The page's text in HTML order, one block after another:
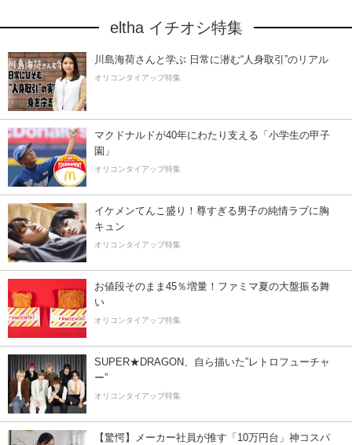
eltha イチオシ特集
川島海荷さんと学ぶ 日常に潜む“人身取引”のリアル
オリコンタイアップ特集
マクドナルドが40年にわたり支える「小学生の甲子
園」
オリコンタイアップ特集
イケメンてんこ盛り！尊すぎる男子の純情ラブに胸
キュン
オリコンタイアップ特集
お値段そのまま45％増量！ファミマ夏の大盤振る舞
い
オリコンタイアップ特集
SUPER★DRAGON、自ら描いた”レトロフューチャ
ー”
オリコンタイアップ特集
【驚愕】メーカー社員が推す「10万円台」神コスパ